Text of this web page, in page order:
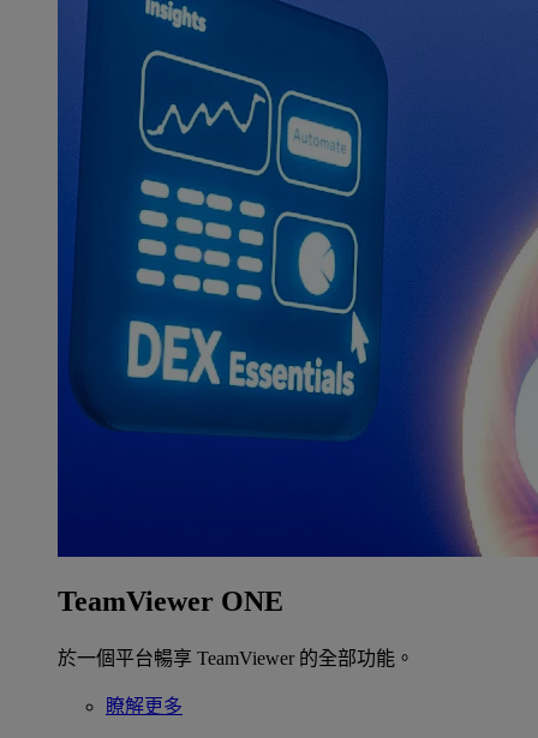
TeamViewer ONE
於一個平台暢享 TeamViewer 的全部功能。
瞭解更多